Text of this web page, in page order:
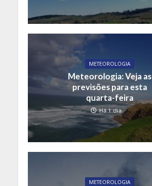
METEOROLOGIA
Meteorologia: Veja as
previsões para esta
quarta-feira
Há 1 dia
METEOROLOGIA